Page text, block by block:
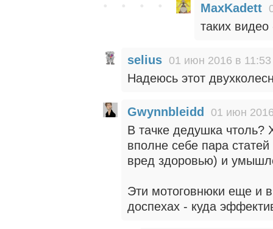
MaxKadett
таких
selius 01 июн 2016 в 11:53
Надеюсь этот
Gwynnbleidd 01 июн
В тачке дедушка чтоль?
вполне себе пара
вред здоровью) и
Эти мотоговнюки еще и
доспехах - куда